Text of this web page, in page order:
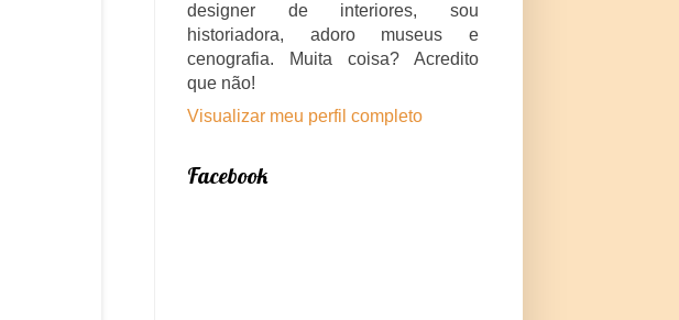
designer de interiores, sou
historiadora, adoro museus e
cenografia. Muita coisa? Acredito
que não!
Visualizar meu perfil completo
Facebook